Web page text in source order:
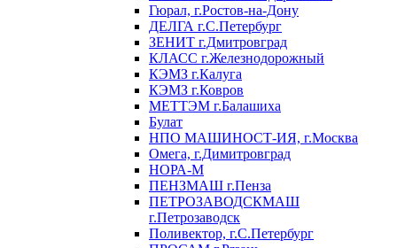
Гюрал, г.Ростов-на-Дону
ДЕЛГА г.С.Петербург
ЗЕНИТ г.Дмитровград
КЛАСС г.Железнодорожный
КЭМЗ г.Калуга
КЭМЗ г.Ковров
МЕТТЭМ г.Балашиха
Булат
НПО МАШИНОСТ-ИЯ, г.Москва
Омега, г.Димитровград
НОРА-М
ПЕНЗМАШ г.Пенза
ПЕТРОЗАВОДСКМАШ
г.Петрозаводск
Поливектор, г.С.Петербург